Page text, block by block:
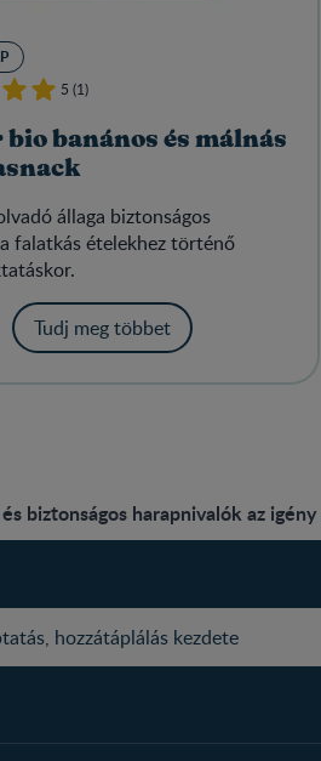
5 (1)
bio banános és málnás
állaga biztonságos
falatkás ételekhez történő
Tudj meg többet
biztonságos harapnivalók az